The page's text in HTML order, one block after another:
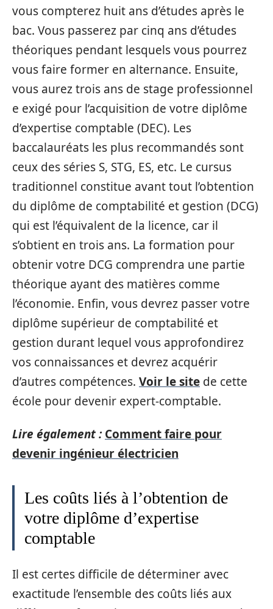
vous compterez huit ans d’études après le
bac. Vous passerez par cinq ans d’études
théoriques pendant lesquels vous pourrez
vous faire former en alternance. Ensuite,
vous aurez trois ans de stage professionnel
e exigé pour l’acquisition de votre diplôme
d’expertise comptable (DEC). Les
baccalauréats les plus recommandés sont
ceux des séries S, STG, ES, etc. Le cursus
traditionnel constitue avant tout l’obtention
du diplôme de comptabilité et gestion (DCG)
qui est l’équivalent de la licence, car il
s’obtient en trois ans. La formation pour
obtenir votre DCG comprendra une partie
théorique ayant des matières comme
l’économie. Enfin, vous devrez passer votre
diplôme supérieur de comptabilité et
gestion durant lequel vous approfondirez
vos connaissances et devrez acquérir
d’autres compétences. Voir le site de cette
école pour devenir expert-comptable.
Lire également : Comment faire pour
devenir ingénieur électricien
Les coûts liés à l’obtention de
votre diplôme d’expertise
comptable
Il est certes difficile de déterminer avec
exactitude l’ensemble des coûts liés aux